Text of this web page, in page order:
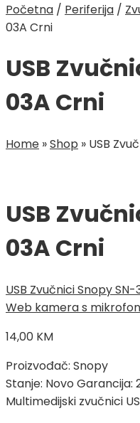
Početna / Periferija /
03A Crni
USB
03A Crni
Home »Shop » USB
USB
03A Crni
USB Zvučnici Snopy
Web kamera s
14,00 KM
Proizvođač: Snopy
Stanje: Novo Garancija:
Multimedijski zvučnici